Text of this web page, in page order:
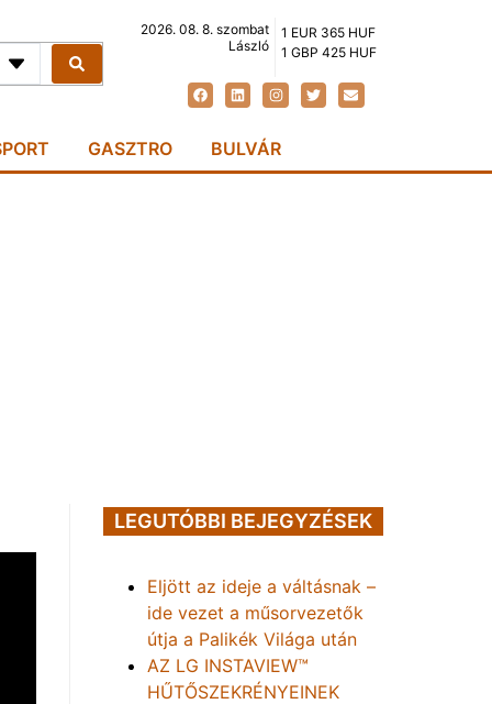
2026. 08. 8. szombat
László
1 EUR 365 HUF
1 GBP 425 HUF
GASZTRO BULVÁR
LEGUTÓBBI BEJEGYZÉSEK
Eljött az ideje a váltásnak –
ide vezet a műsorvezetők
útja a Palikék Világa után
AZ LG INSTAVIEW™
HŰTŐSZEKRÉNYEINEK